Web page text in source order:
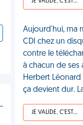
Aujourd'hui, ma
CDI chez un
contre le
à chacun de ses
Herbert
ça devient dur.
JE VALIDE, C'EST UNE VDM